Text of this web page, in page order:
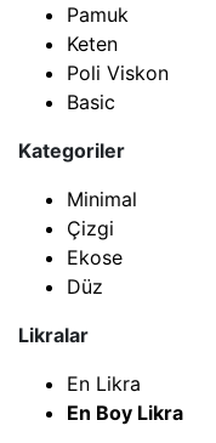
Pamuk
Keten
Poli Viskon
Basic
Kategoriler
Minimal
Çizgi
Ekose
Düz
Likralar
En Likra
En Boy Likra